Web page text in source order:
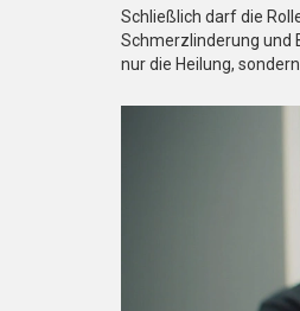
Schließlich darf die
Schmerzlinderung und
nur die Heilung,